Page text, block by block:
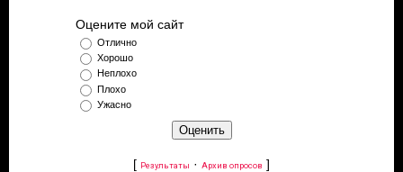
Оцените мой сайт
Отлично
Хорошо
Неплохо
Плохо
Ужасно
[ Результаты · Архив опросов ]